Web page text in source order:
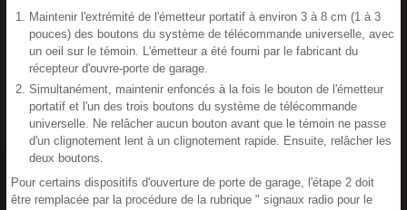
Maintenir l'extrémité de l'émetteur portatif à environ 3 à 8 cm (1 à 3
pouces) des boutons du système de télécommande universelle, avec
un oeil sur le témoin. L'émetteur a été fourni par le fabricant du
récepteur d'ouvre-porte de garage.
Simultanément, maintenir enfoncés à la fois le bouton de l'émetteur
portatif et l'un des trois boutons du système de télécommande
universelle. Ne relâcher aucun bouton avant que le témoin ne passe
d'un clignotement lent à un clignotement rapide. Ensuite, relâcher les
deux boutons.
Pour certains dispositifs d'ouverture de porte de garage, l'étape 2 doit
être remplacée par la procédure de la rubrique " signaux radio pour le